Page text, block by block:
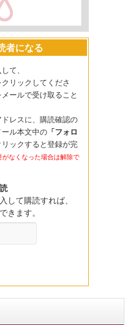
者になる
て、
リックしてくださ
ールで受け取ること
レスに、購読確認の
ール本文中の「フォロ
リックすると登録が完
なくなった場合は解除で
して購読すれば、
きます。